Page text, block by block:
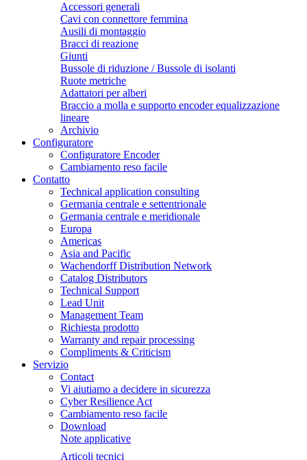
Accessori generali
Cavi con connettore femmina
Ausili di montaggio
Bracci di reazione
Giunti
Bussole di riduzione / Bussole di isolanti
Ruote metriche
Adattatori per alberi
Braccio a molla e supporto encoder equalizzazione
lineare
Archivio
Configuratore
Configuratore Encoder
Cambiamento reso facile
Contatto
Technical application consulting
Germania centrale e settentrionale
Germania centrale e meridionale
Europa
Americas
Asia and Pacific
Wachendorff Distribution Network
Catalog Distributors
Technical Support
Lead Unit
Management Team
Richiesta prodotto
Warranty and repair processing
Compliments & Criticism
Servizio
Contact
Vi aiutiamo a decidere in sicurezza
Cyber Resilience Act
Cambiamento reso facile
Download
Note applicative
Articoli tecnici